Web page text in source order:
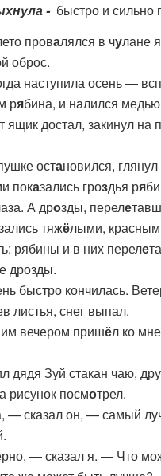
- быстро и сильно
провалялся в чулане
оброс.
наступила осень —
рябина, и налился
ящик достал, закинул на
остановился,
показались гроздья ря
А дрозды, переле
тяжёлыми,
рябины и в них переле
дрозды.
быстро кончилась.
листья, снег выпал.
вечером пришёл ко
Зуй стакан чаю,
рисунок посмотрел.
сказал он, — самый
— сказал я. — Что